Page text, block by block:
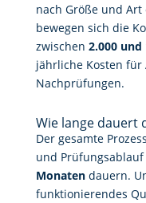
nach Größe und
bewegen sich die
zwischen 2.000 und
jährliche Kosten
Nachprüfungen.
Wie lange dauert
Der gesamte
und Prüfungsablauf
Monatendauern.
funktionierendes